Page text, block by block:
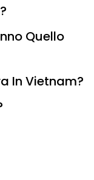
Quello
In Vietnam?